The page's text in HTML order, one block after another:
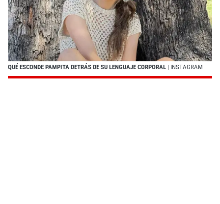
QUÉ ESCONDE PAMPITA DETRÁS DE SU LENGUAJE CORPORAL | INSTAGRAM